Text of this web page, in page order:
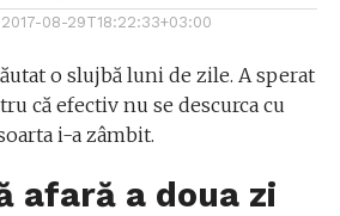
2017-08-29T18:22:33+03:00
o slujbă luni de zile. A sperat
că efectiv nu se descurca cu
i-a zâmbit.
afară a doua zi